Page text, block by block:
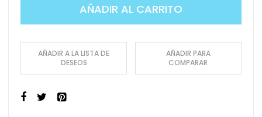
AÑADIR AL CARRITO
AÑADIR A LA LISTA DE
DESEOS
AÑADIR PARA
COMPARAR